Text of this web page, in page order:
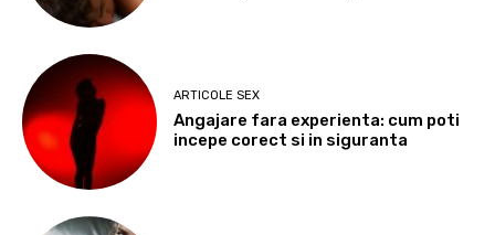
ARTICOLE SEX
Angajare fara experienta: cum poti
incepe corect si in siguranta